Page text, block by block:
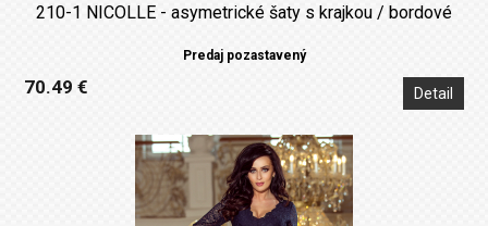
210-1 NICOLLE - asymetrické šaty s krajkou / bordové
Predaj pozastavený
70.49 € Detail